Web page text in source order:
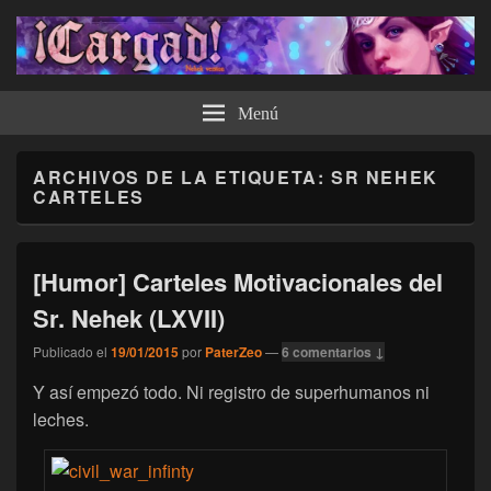
¡Cargad! Menú
ARCHIVOS DE LA ETIQUETA:SR NEHEK
CARTELES
[Humor] Carteles Motivacionales del
Sr. Nehek (LXVII)
Publicado el 19/01/2015por PaterZeo—6 comentarios ↓
Y así empezó todo. Ni registro de superhumanos ni
leches.